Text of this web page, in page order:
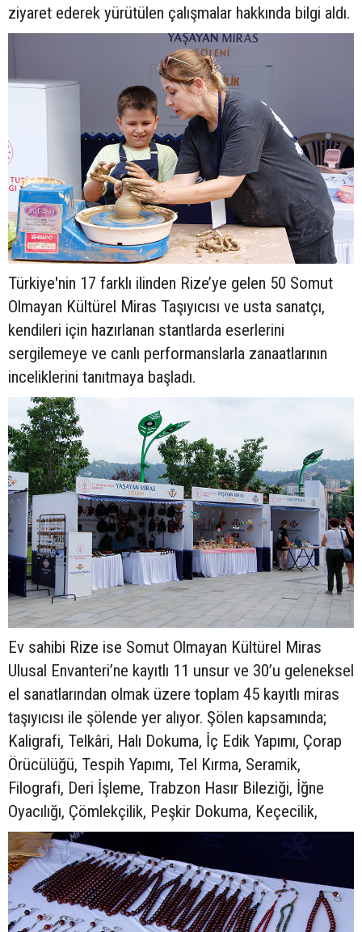
ziyaret ederek yürütülen çalışmalar hakkında bilgi aldı.
Türkiye'nin 17 farklı ilinden Rize’ye gelen 50 Somut
Olmayan Kültürel Miras Taşıyıcısı ve usta sanatçı,
kendileri için hazırlanan stantlarda eserlerini
sergilemeye ve canlı performanslarla zanaatlarının
inceliklerini tanıtmaya başladı.
Ev sahibi Rize ise Somut Olmayan Kültürel Miras
Ulusal Envanteri’ne kayıtlı 11 unsur ve 30’u geleneksel
el sanatlarından olmak üzere toplam 45 kayıtlı miras
taşıyıcısı ile şölende yer alıyor. Şölen kapsamında;
Kaligrafi, Telkâri, Halı Dokuma, İç Edik Yapımı, Çorap
Örücülüğü, Tespih Yapımı, Tel Kırma, Seramik,
Filografi, Deri İşleme, Trabzon Hasır Bileziği, İğne
Oyacılığı, Çömlekçilik, Peşkir Dokuma, Keçecilik,